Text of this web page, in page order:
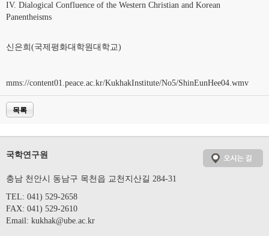
IV. Dialogical Confluence of the Western Christian and Korean
Panentheisms
신은희(국제평화대학원대학교)
mms://content01.peace.ac.kr/KukhakInstitute/No5/ShinEunHee04.wmv
목록
국학연구원
충남 천안시 동남구 목천읍 교천지산길 284-31
TEL: 041) 529-2658
FAX: 041) 529-2610
Email: kukhak@ube.ac.kr